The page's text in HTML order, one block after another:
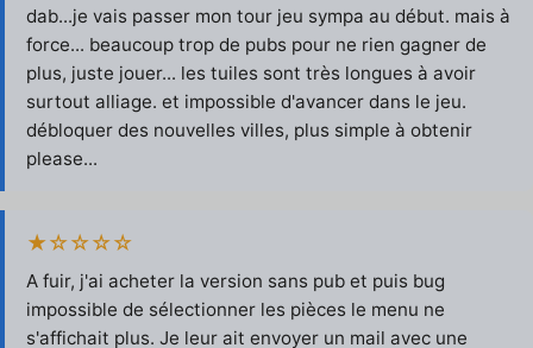
dab...je vais passer mon tour jeu sympa au début. mais à
force... beaucoup trop de pubs pour ne rien gagner de
plus, juste jouer... les tuiles sont très longues à avoir
surtout alliage. et impossible d'avancer dans le jeu.
débloquer des nouvelles villes, plus simple à obtenir
please...
★☆☆☆☆
A fuir, j'ai acheter la version sans pub et puis bug
impossible de sélectionner les pièces le menu ne
s'affichait plus. Je leur ait envoyer un mail avec une